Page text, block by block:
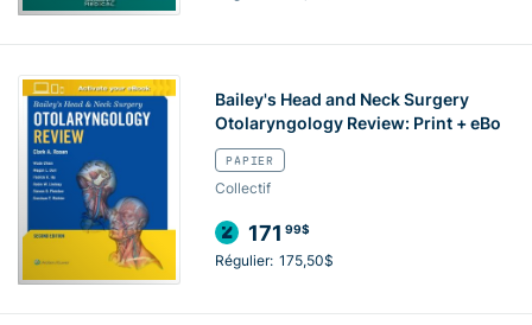
Bailey's Head and Neck Surgery
Otolaryngology Review: Print + eBo
PAPIER
Collectif
171 99$
Régulier: 175,50$